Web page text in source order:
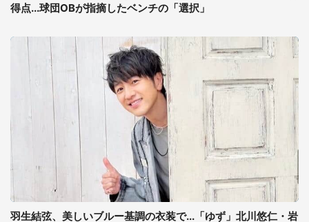
得点...球団OBが指摘したベンチの「選択」
羽生結弦、美しいブルー基調の衣装で...「ゆず」北川悠仁・岩